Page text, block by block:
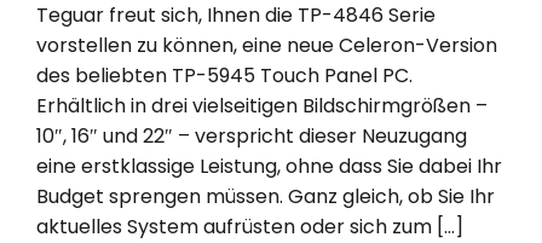
Teguar freut sich, Ihnen die TP-4846 Serie
vorstellen zu können, eine neue Celeron-Version
des beliebten TP-5945 Touch Panel PC.
Erhältlich in drei vielseitigen Bildschirmgrößen –
10″, 16″ und 22″ – verspricht dieser Neuzugang
eine erstklassige Leistung, ohne dass Sie dabei Ihr
Budget sprengen müssen. Ganz gleich, ob Sie Ihr
aktuelles System aufrüsten oder sich zum […]